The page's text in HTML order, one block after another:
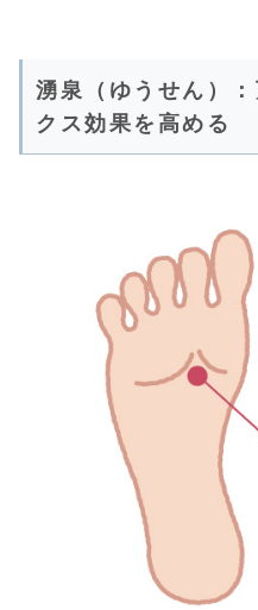
湧泉（ゆうせん）
クス効果を高める